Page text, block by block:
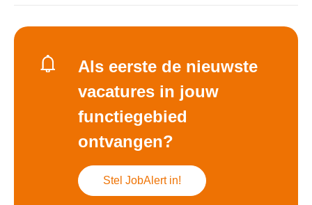
Als eerste de nieuwste
vacatures in jouw
functiegebied
ontvangen?
Stel JobAlert in!